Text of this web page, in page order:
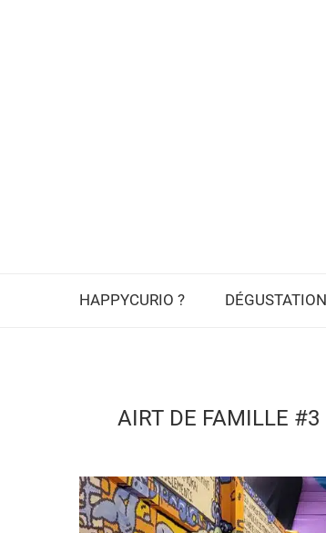
HAPPYCURIO ? DÉGUSTATION
AIRT DE FAMILLE #3